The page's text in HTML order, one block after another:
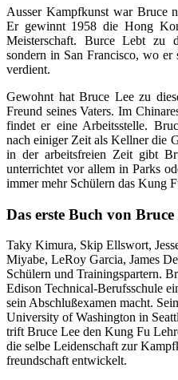
Ausser Kampfkunst war Bruce
Er gewinnt 1958 die Hong
Meisterschaft. Burce Lebt zu
sondern in San Francisco, wo
verdient.
Gewohnt hat Bruce Lee zu
Freund seines Vaters. Im
findet er eine Arbeitsstelle.
nach einiger Zeit als Kellner die
in der arbeitsfreien Zeit gibt
unterrichtet vor allem in Parks
immer mehr Schülern das Kung
Das erste Buch von Bruce
Taky Kimura, Skip Ellswort,
Miyabe, LeRoy Garcia, James
Schülern und Trainingspartern.
Edison Technical-Berufsschule
sein Abschlußexamen macht.
University of Washington in
trift Bruce Lee den Kung Fu
die selbe Leidenschaft zur
freundschaft entwickelt.